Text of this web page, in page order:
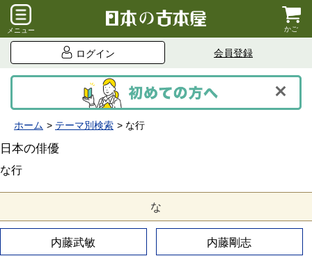
メニュー かご
ログイン 会員登録
ホーム テーマ別検索 な行
日本の俳優
な行
な
内藤武敏 内藤剛志